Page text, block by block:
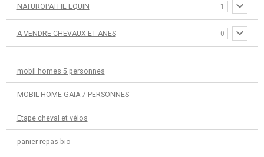
NATUROPATHE EQUIN 1
A VENDRE CHEVAUX ET ANES 0
mobil homes 5 personnes
MOBIL HOME GAIA 7 PERSONNES
Etape cheval et vélos
panier repas bio